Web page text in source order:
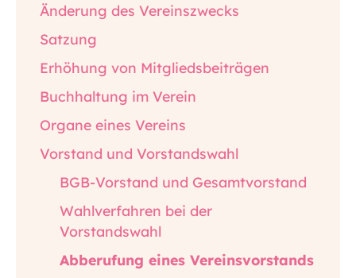
Änderung des Vereinszwecks
Satzung
Erhöhung von Mitgliedsbeiträgen
Buchhaltung im Verein
Organe eines Vereins
Vorstand und Vorstandswahl
BGB-Vorstand und Gesamtvorstand
Wahlverfahren bei der
Vorstandswahl
Abberufung eines Vereinsvorstands